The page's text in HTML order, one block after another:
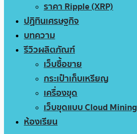
ราคา Ripple (XRP)
ปฏิทินเศรษฐกิจ
บทความ
รีวิวผลิตภัณฑ์
เว็บซื้อขาย
กระเป๋าเก็บเหรียญ
เครื่องขุด
เว็บขุดแบบ Cloud Mining
ห้องเรียน